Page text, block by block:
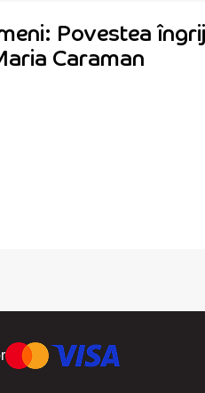
Povestea
Caraman